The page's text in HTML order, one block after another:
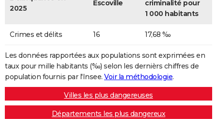
2025
Escoville
criminalité pour
1 000 habitants
Crimes et délits 16 17,68 ‰
Les données rapportées aux populations sont exprimées en
taux pour mille habitants (‰) selon les dernièrs chiffres de
population fournis par l'Insee. Voir la méthodologie.
Villes les plus dangereuses
Départements les plus dangereux